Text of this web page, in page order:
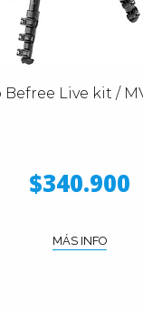
Live kit /
$340.900
MÁS INFO